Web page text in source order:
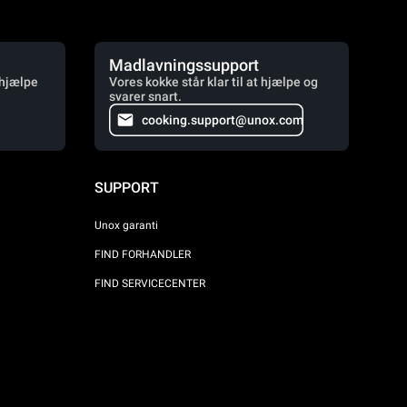
Madlavningssupport
Vores kokke står klar til at hjælpe og
svarer snart.
cooking.support@unox.com
SUPPORT
Unox garanti
FIND FORHANDLER
FIND SERVICECENTER